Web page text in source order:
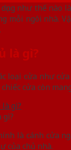
dụng như thế
mỗi ngôi nhà.
là gì?
loại cửa như
cửa còn
gì?
là cánh cửa
của chủ nhà.